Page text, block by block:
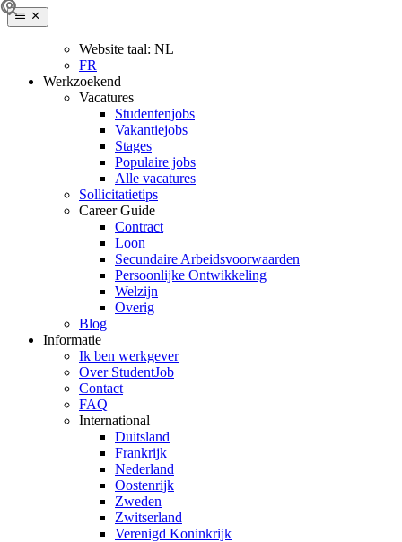
Website taal: NL
FR
Werkzoekend
Vacatures
Studentenjobs
Vakantiejobs
Stages
Populaire jobs
Alle vacatures
Sollicitatietips
Career Guide
Contract
Loon
Secundaire Arbeidsvoorwaarden
Persoonlijke Ontwikkeling
Welzijn
Overig
Blog
Informatie
Ik ben werkgever
Over StudentJob
Contact
FAQ
International
Duitsland
Frankrijk
Nederland
Oostenrijk
Zweden
Zwitserland
Verenigd Koninkrijk